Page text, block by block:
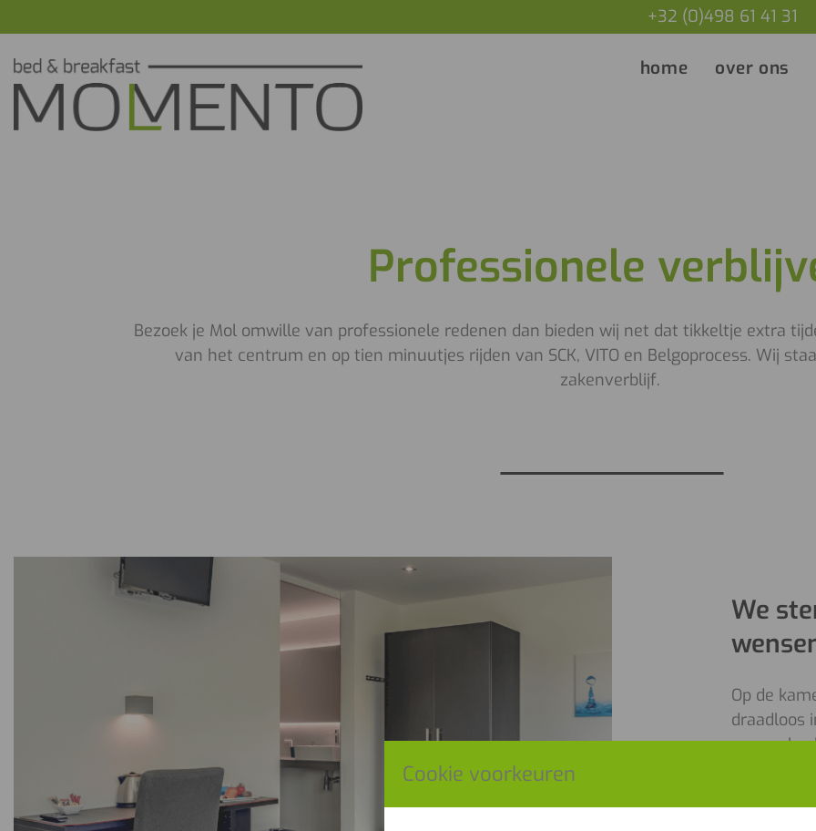
+32 (0)498 61 41 31
home over ons
Professionele
Bezoek je Mol omwille van professionele redenen dan bieden wij net dat tikkeltje extra
van het centrum en op tien minuutjes rijden van SCK, VITO en Belgoprocess. Wij
zakenverblijf.
We
Op de
draadloos
en een
maaltijd
Wij
Cookie voorkeuren